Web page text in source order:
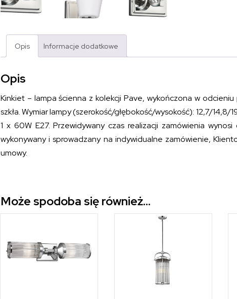
Opis Informacje dodatkowe
Opis
Kinkiet – lampa ścienna z kolekcji Pave, wykończona w
szkła. Wymiar lampy (szerokość/głębokość/wysokość): 12,7/14,8/
1 x 60W E27. Przewidywany czas realizacji zamówienia
wykonywany i sprowadzany na indywidualne zamówienie,
umowy.
Może spodoba się również…